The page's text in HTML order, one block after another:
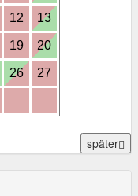
12 13
19 20
26 27
später